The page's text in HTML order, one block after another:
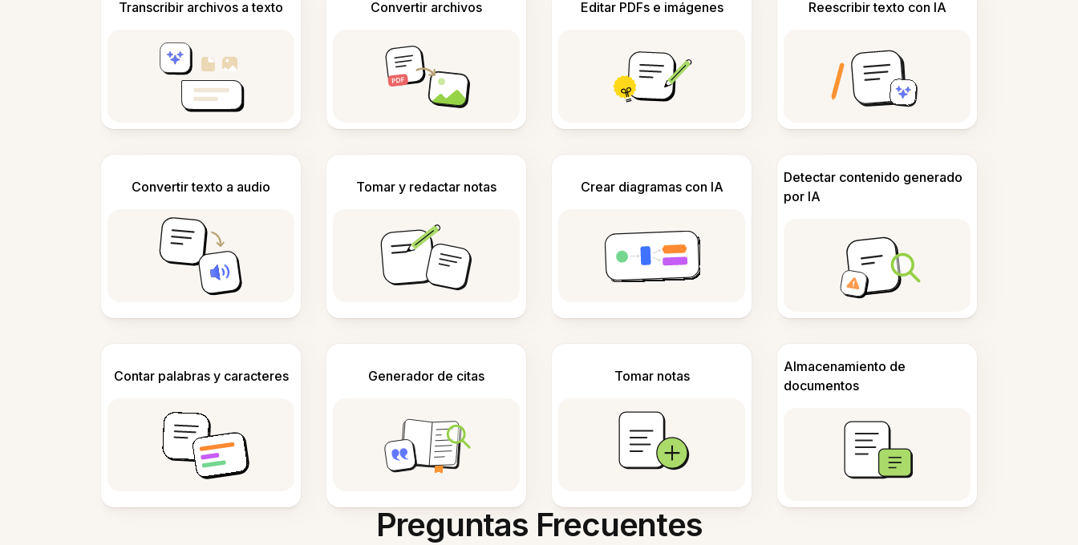
Transcribir archivos a texto Convertir archivos Editar PDFs e imágenes Reescribir texto con IA
Convertir texto a audio Tomar y redactar notas Crear diagramas con IA
Detectar contenido generado
por IA
Contar palabras y caracteres Generador de citas Tomar notas
Almacenamiento de
documentos
Preguntas Frecuentes